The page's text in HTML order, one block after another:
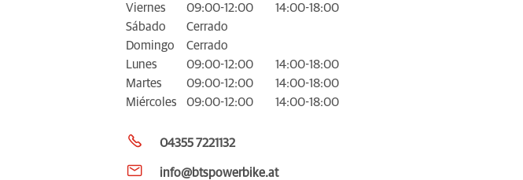
Viernes
09:00-12:00
14:00-18:00
Sábado
Cerrado
Domingo
Cerrado
Lunes
09:00-12:00
14:00-18:00
Martes
09:00-12:00
14:00-18:00
Miércoles
09:00-12:00 14:00-18:00
04355 7221132
info@btspowerbike.at